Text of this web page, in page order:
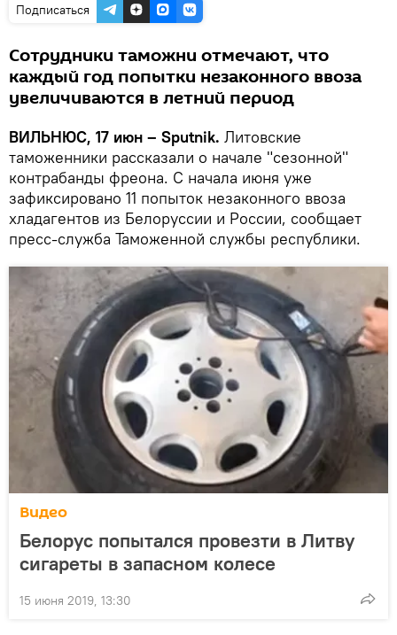
Подписаться
Сотрудники таможни отмечают, что
каждый год попытки незаконного ввоза
увеличиваются в летний период
ВИЛЬНЮС, 17 июн – Sputnik. Литовские
таможенники рассказали о начале "сезонной"
контрабанды фреона. С начала июня уже
зафиксировано 11 попыток незаконного ввоза
хладагентов из Белоруссии и России, сообщает
пресс-служба Таможенной службы республики.
Видео
Белорус попытался провезти в Литву
сигареты в запасном колесе
15 июня 2019, 13:30